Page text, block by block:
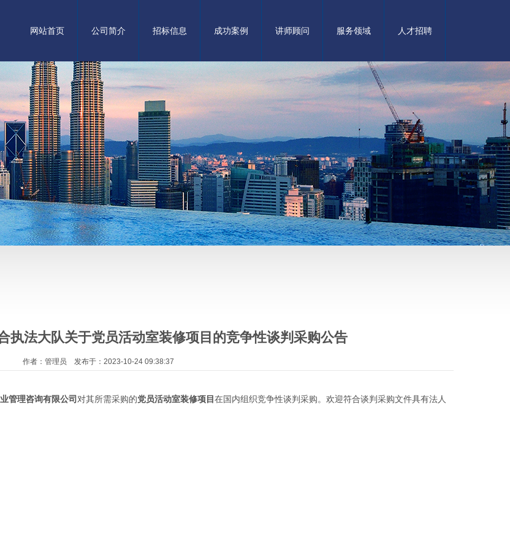
网站首页 公司简介 招标信息 成功案例 讲师顾问 服务领域 人才招聘
执法大队关于党员活动室装修项目的竞争性谈判采购公告
作者：管理员 发布于：2023-10-24 09:38:37
管理咨询有限公司 对其所需采购的党员活动室装修项目在国内组织竞争性谈判采购。欢迎符合谈判采购文件具有法人